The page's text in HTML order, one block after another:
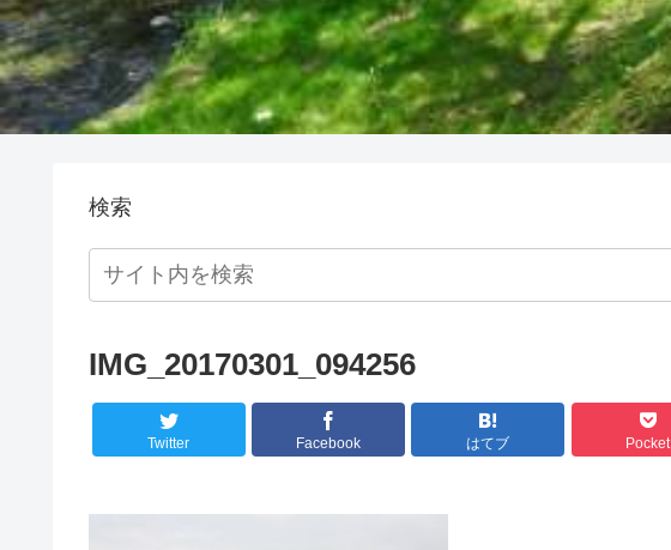
検索
IMG_20170301_094256
Twitter Facebook はてブ Pocket